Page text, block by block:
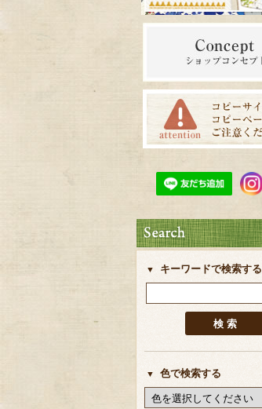
キーワードで検索する
色で検索する